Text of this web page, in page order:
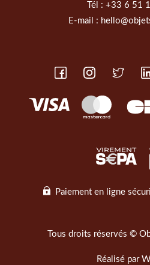
Tél : +33 6 51
E-mail :
Paiement en ligne
Tous droits réservés ©
Réalisé par